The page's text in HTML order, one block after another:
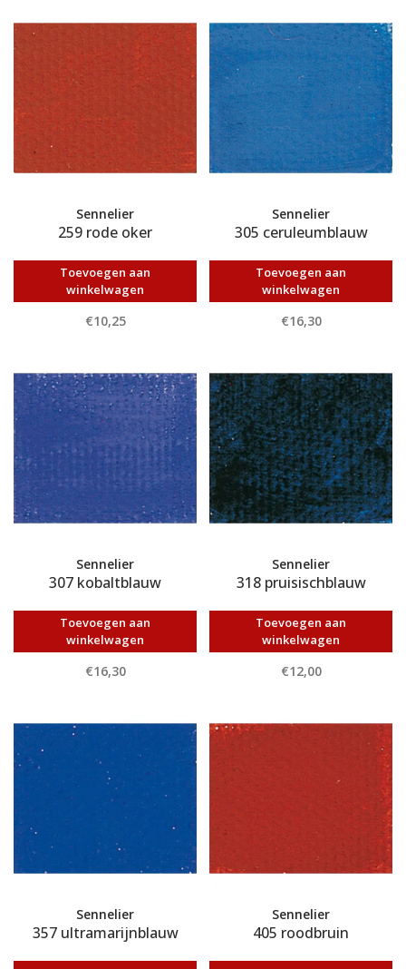
Sennelier
259 rode oker
Toevoegen aan
winkelwagen
€10,25
Sennelier
305 ceruleumblauw
Toevoegen aan
winkelwagen
€16,30
Sennelier
307 kobaltblauw
Toevoegen aan
winkelwagen
€16,30
Sennelier
318 pruisischblauw
Toevoegen aan
winkelwagen
€12,00
Sennelier
357 ultramarijnblauw
Sennelier
405 roodbruin